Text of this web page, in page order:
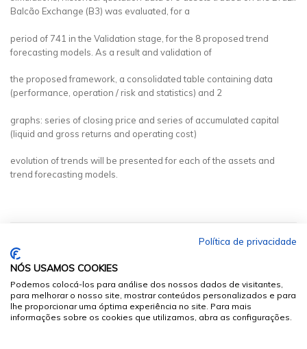
Balcão Exchange (B3) was evaluated, for a
period of 741 in the Validation stage, for the 8 proposed trend
forecasting models. As a result and validation of
the proposed framework, a consolidated table containing data
(performance, operation / risk and statistics) and 2
graphs: series of closing price and series of accumulated capital
(liquid and gross returns and operating cost)
evolution of trends will be presented for each of the assets and
trend forecasting models.
Política de privacidade
NÓS USAMOS COOKIES
Podemos colocá-los para análise dos nossos dados de visitantes,
para melhorar o nosso site, mostrar conteúdos personalizados e para
lhe proporcionar uma óptima experiência no site. Para mais
informações sobre os cookies que utilizamos, abra as configurações.